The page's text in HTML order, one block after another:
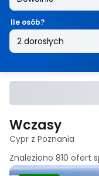
Ile osób?
Wczasy
Cypr z Poznania
Znaleziono 810 ofert